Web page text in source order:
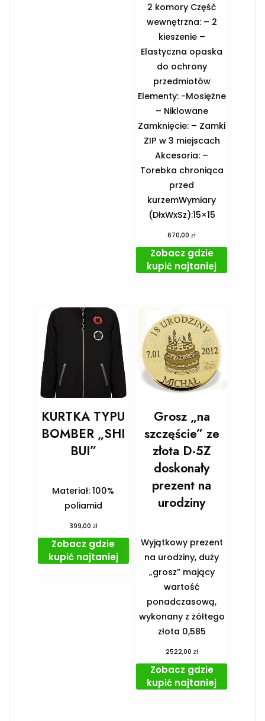
2 komory Część
wewnętrzna: – 2
kieszenie –
Elastyczna opaska
do ochrony
przedmiotów
Elementy: -Mosiężne
– Niklowane
Zamknięcie: – Zamki
ZIP w 3 miejscach
Akcesoria: –
Torebka chroniąca
przed
kurzemWymiary
(DłxWxSz):15×15
670,00zł
Zobacz gdzie
kupić najtaniej
KURTKA TYPU
BOMBER „SHI
BUI”
Materiał: 100%
poliamid
399,00 zł
Zobacz gdzie
kupić najtaniej
Grosz „na
szczęście” ze
złota D-5Z
doskonały
prezent na
urodziny
Wyjątkowy prezent
na urodziny, duży
„grosz” mający
wartość
ponadczasową,
wykonany z żółtego
złota 0,585
2522,00 zł
Zobacz gdzie
kupić najtaniej